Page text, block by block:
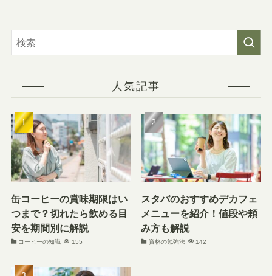
人気記事
缶コーヒーの賞味期限はい
つまで？切れたら飲める目
安を期間別に解説
コーヒーの知識 155
スタバのおすすめデカフェ
メニューを紹介！値段や頼
み方も解説
資格の勉強法 142